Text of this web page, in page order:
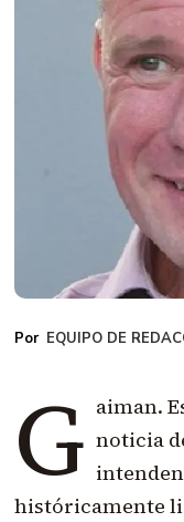
EQUIPO DE
G aiman.
noticia
históricamente